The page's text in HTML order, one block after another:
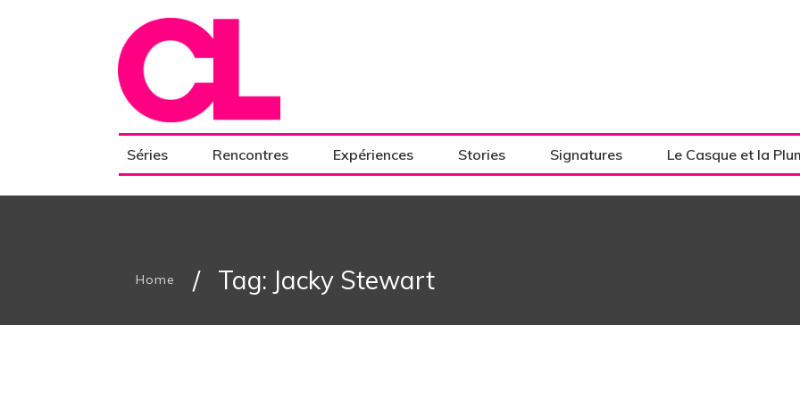
Séries Rencontres Expériences Stories Signatures Le Casque et la
Home / Tag: Jacky Stewart